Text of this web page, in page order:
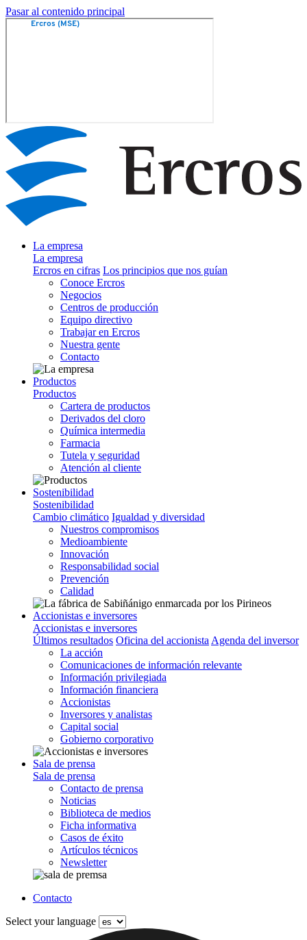
Pasar al contenido principal
La empresa
La empresa
Ercros en cifras Los principios que nos guían
Conoce Ercros
Negocios
Centros de producción
Equipo directivo
Trabajar en Ercros
Nuestra gente
Contacto
Productos
Productos
Cartera de productos
Derivados del cloro
Química intermedia
Farmacia
Tutela y seguridad
Atención al cliente
Sostenibilidad
Sostenibilidad
Cambio climático Igualdad y diversidad
Nuestros compromisos
Medioambiente
Innovación
Responsabilidad social
Prevención
Calidad
Accionistas e inversores
Accionistas e inversores
Últimos resultados Oficina del accionista Agenda del inversor
La acción
Comunicaciones de información relevante
Información privilegiada
Información financiera
Accionistas
Inversores y analistas
Capital social
Gobierno corporativo
Sala de prensa
Sala de prensa
Contacto de prensa
Noticias
Biblioteca de medios
Ficha informativa
Casos de éxito
Artículos técnicos
Newsletter
Contacto
Select your language